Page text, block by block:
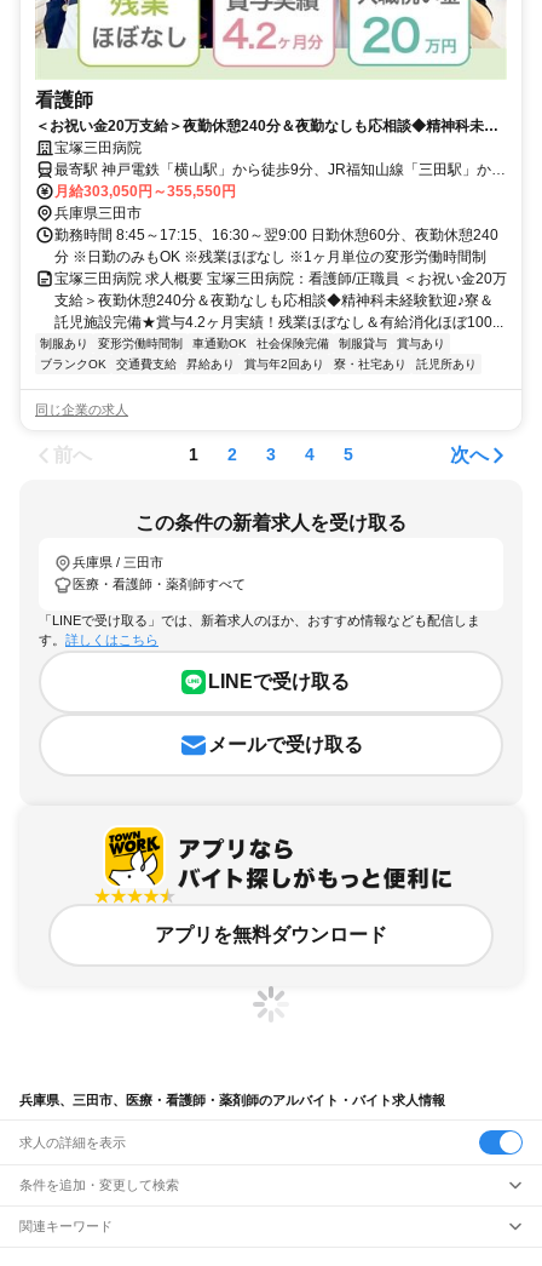
看護師
＜お祝い金20万支給＞夜勤休憩240分＆夜勤なしも応相談◆精神科未経
験歓迎♪寮＆託児施設完備★賞与4.2ヶ月実績！残業ほぼなし＆有給消化
ほぼ100％◇積極採用中【三田市、横山駅、精神科病院、看護師、正職
員】
宝塚三田病院
最寄駅 神戸電鉄「横山駅」から徒歩9分、JR福知山線「三田駅」から
送迎バス10分
月給303,050円～355,550円
兵庫県三田市
勤務時間 8:45～17:15、16:30～翌9:00 日勤休憩60分、夜勤休憩240
分 ※日勤のみもOK ※残業ほぼなし ※1ヶ月単位の変形労働時間制
宝塚三田病院 求人概要 宝塚三田病院：看護師/正職員 ＜お祝い金20万
支給＞夜勤休憩240分＆夜勤なしも応相談◆精神科未経験歓迎♪寮＆
託児施設完備★賞与4.2ヶ月実績！残業ほぼなし＆有給消化ほぼ100...
制服あり 変形労働時間制 車通勤OK 社会保険完備 制服貸与
賞与あり
ブランクOK
交通費支給 昇給あり 賞与年2回あり 寮・社宅あり 託児所あり
同じ企業の求人
前へ 1 2 3 4 5 次へ
この条件の新着求人を受け取る
兵庫県 / 三田市
医療・看護師・薬剤師すべて
「LINEで受け取る」では、新着求人のほか、おすすめ情報なども配信しま
す。 詳しくはこちら
LINEで受け取る
メールで受け取る
アプリを無料ダウンロード
兵庫県、三田市、医療・看護師・薬剤師のアルバイト・バイト求人情報
求人の詳細を表示
条件を追加・変更して検索
市区町村を追加・変更
関連キーワード